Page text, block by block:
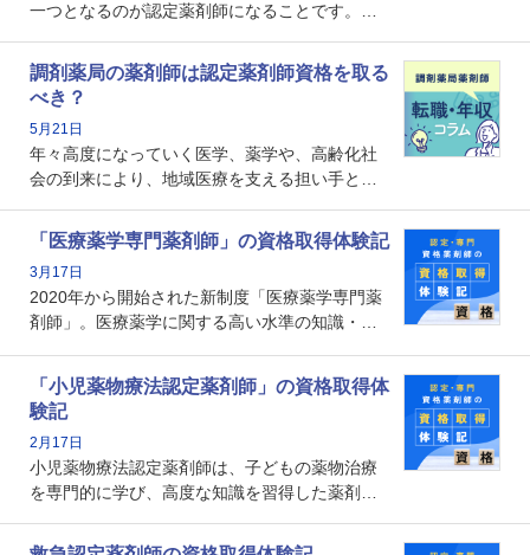
一つとなるのが認定薬剤師になることです。し
という声を聞いたことがあるかもしれません。
本記事では、認定薬剤師が「意味ない」といわ
れる理由や、取得するメリット、年収・キャリ
アへの影響を解説します。
調剤薬局の薬剤師は認定薬剤師資格を取る
べき？
5月21日
年々高度になっていく医学、薬学や、高齢化社
会の到来により、地域医療を支える担い手とし
で、重要度が増しているのが認定薬剤師という
資格です。認定薬剤師とはいったいどんな資格
なのでしょうか。それを取得するとどのような
メリットがあるのでしょうか。
「医療薬学専門薬剤師」の資格取得体験記
3月17日
2020年から開始された新制度「医療薬学専門薬
剤師」。医療薬学に関する高い水準の知識・技
となります。取得要件は多岐に渡り、審査も複
数回ありますが、患者さんに対して一定の能力
の証明になる資格と言えます。
「小児薬物療法認定薬剤師」の資格取得体
験記
2月17日
小児薬物療法認定薬剤師は、子どもの薬物治療
を専門的に学び、高度な知識を習得した薬剤師
や、特有の疾患、心理状況を理解し、専門性を